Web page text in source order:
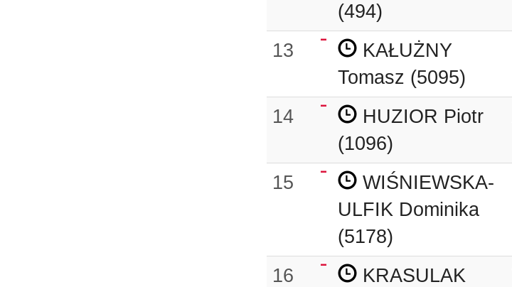
(494)
13
KAŁUŻNY
Tomasz (5095)
14
HUZIOR Piotr
(1096)
15
WIŚNIEWSKA-
ULFIK Dominika
(5178)
16
KRASULAK